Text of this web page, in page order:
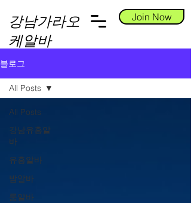
강남가라오
케알바
Join Now
블로그
All Posts
강남유흥알
바
유흥알바
밤알바
룸알바
All Posts